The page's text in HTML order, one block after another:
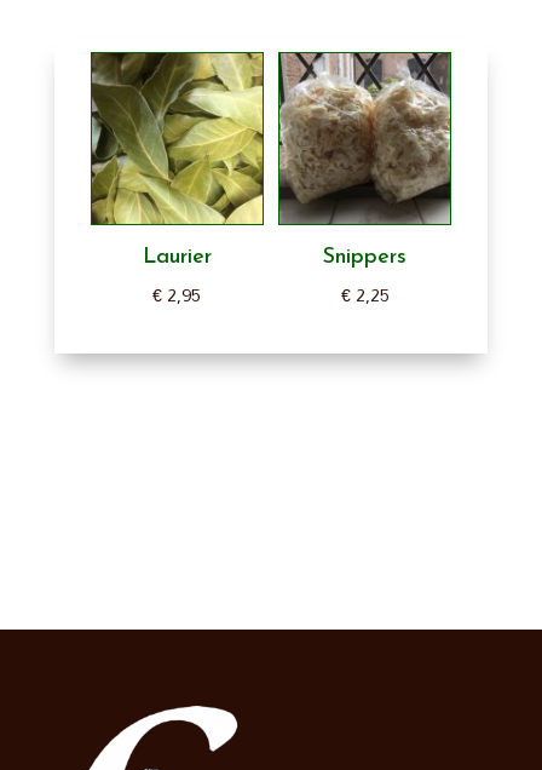
Laurier
€2,95
Snippers
€2,25